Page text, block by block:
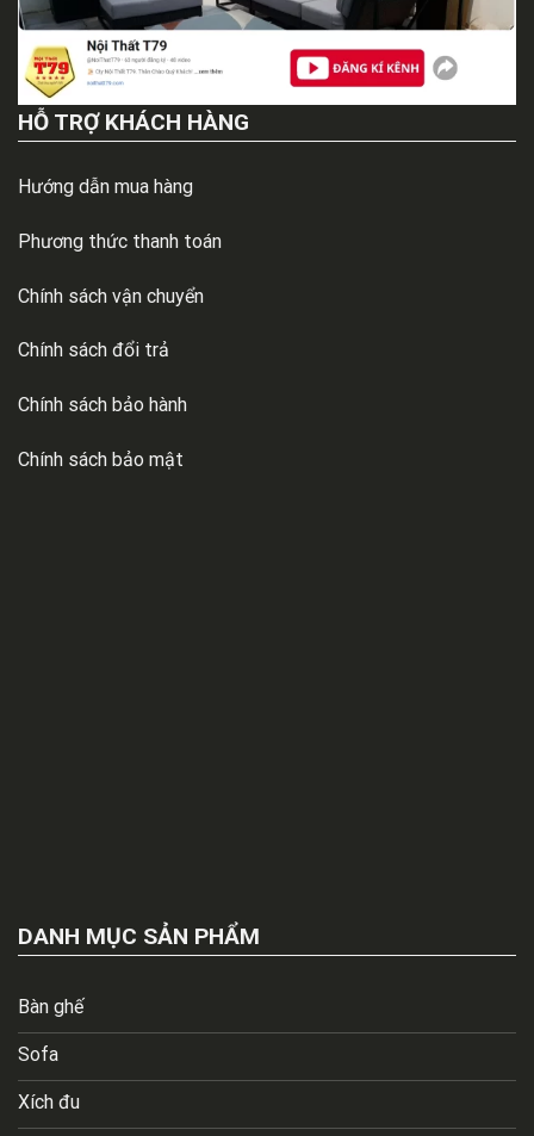
HỖ TRỢ KHÁCH HÀNG
Hướng dẫn mua hàng
Phương thức thanh toán
Chính sách vận chuyển
Chính sách đổi trả
Chính sách bảo hành
Chính sách bảo mật
DANH MỤC SẢN PHẨM
Bàn ghế
Sofa
Xích đu